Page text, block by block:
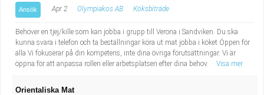
Ansök Apr 2 Olympiakos AB Köksbiträde
Behöver en tjej/kille som kan jobba i grupp till Verona i Sandviken. Du ska
kunna svara i telefon och ta beställningar köra ut mat jobba i köket Öppen för
alla Vi fokuserar på din kompetens, inte dina övriga förutsättningar. Vi är
öppna för att anpassa rollen eller arbetsplatsen efter dina behov.
Visa mer
Orientaliska Mat